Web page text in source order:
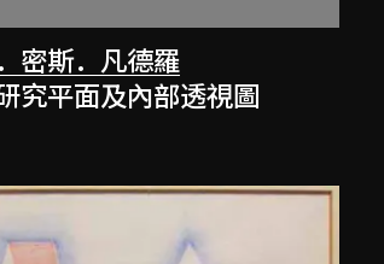
密斯．凡德羅
究平面及內部透視圖